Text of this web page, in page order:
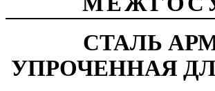
СТАЛЬ
УПРОЧЕННАЯ